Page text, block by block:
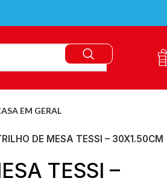
EM GERAL
DE MESA TESSI – 30X1.50CM
TESSI –